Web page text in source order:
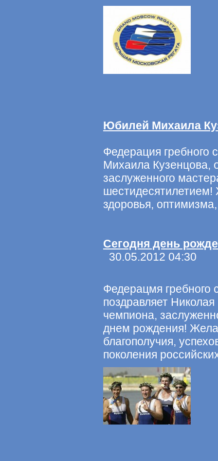
Юбилей Михаила
Федерация гребного
Михаила Кузенцова,
заслуженного
здоровья,
Cегодня день
30.05.2012 04:30
Федерацмя гребного
поздравляет
чемпиона,
днем рождения!
благополучия,
поколения